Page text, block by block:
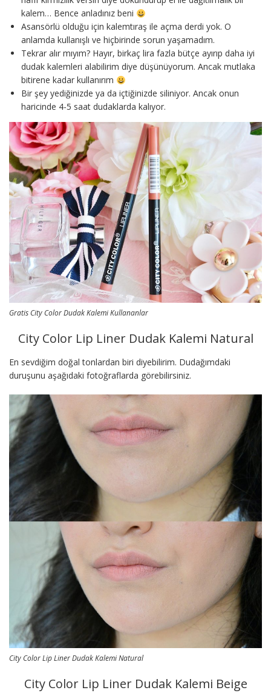
kalem… Bence anladınız beni
Asansörlü olduğu için kalemtıraş ile açma derdi yok. O
anlamda kullanışlı ve hiçbirinde sorun yaşamadım.
Tekrar alır mıyım? Hayır, birkaç lira fazla bütçe ayırıp daha iyi
dudak kalemleri alabilirim diye düşünüyorum. Ancak mutlaka
bitirene kadar kullanırım
Bir şey yediğinizde ya da içtiğinizde siliniyor. Ancak onun
haricinde 4-5 saat dudaklarda kalıyor.
Gratis City Color Dudak Kalemi Kullananlar
City Color Lip Liner Dudak Kalemi Natural
En sevdiğim doğal tonlardan biri diyebilirim. Dudağımdaki
duruşunu aşağıdaki fotoğraflarda görebilirsiniz.
City Color Lip Liner Dudak Kalemi Natural
City Color Lip Liner Dudak Kalemi Beige